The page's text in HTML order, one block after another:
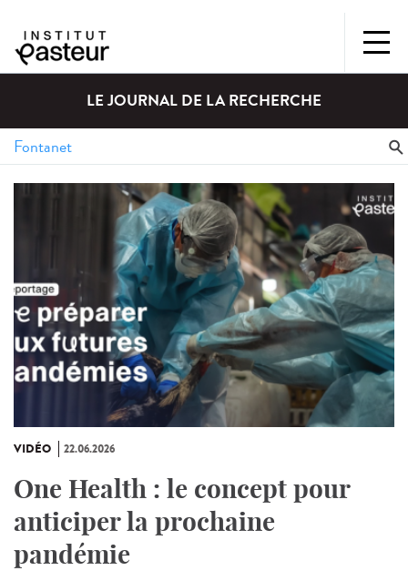
LE JOURNAL DE LA RECHERCHE
VIDÉO 22.06.2026
One Health : le concept pour
anticiper la prochaine
pandémie